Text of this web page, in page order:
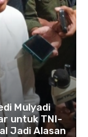
Mulyadi
untuk TNI-
Jadi Alasan